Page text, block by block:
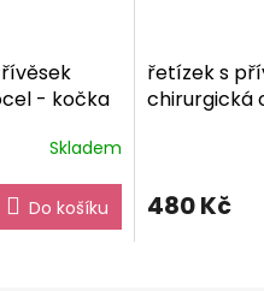
- kočka
Skladem
Do košíku
řetízek s
chirurgická
480 Kč